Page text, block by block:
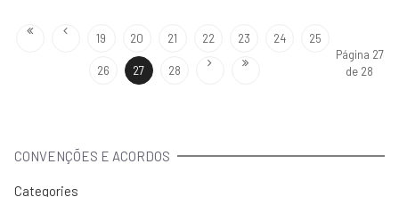
Página 27
de 28
19 20 21 22 23 24 25
26 27 28
CONVENÇÕES E ACORDOS
Categories